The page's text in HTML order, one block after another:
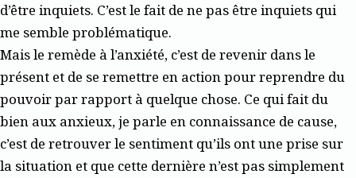
d’être inquiets. C’est le fait de ne pas être inquiets qui
me semble problématique.
Mais le remède à l’anxiété, c’est de revenir dans le
présent et de se remettre en action pour reprendre du
pouvoir par rapport à quelque chose. Ce qui fait du
bien aux anxieux, je parle en connaissance de cause,
c’est de retrouver le sentiment qu’ils ont une prise sur
la situation et que cette dernière n’est pas simplement